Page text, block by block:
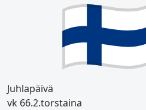
Juhlapäivä
vk 66.2.torstaina